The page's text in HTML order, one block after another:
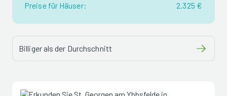
Preise für Häuser:
2.325 €
Billiger als der Durchschnitt